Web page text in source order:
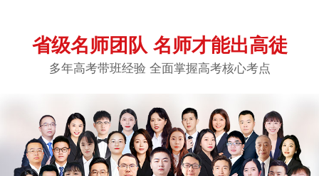
省级名师团队 名师才能出高徒
多年高考带班经验 全面掌握高考核心考点